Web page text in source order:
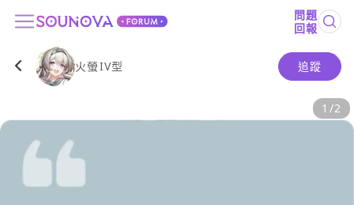
問題
回報
1 /2
火螢IV型 追蹤